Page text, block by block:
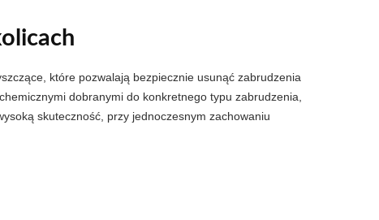
które pozwalają bezpiecznie usunąć zabrudzenia
dobranymi do konkretnego typu zabrudzenia,
skuteczność, przy jednoczesnym zachowaniu